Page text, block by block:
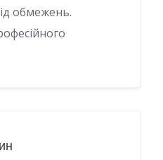
обмежень.